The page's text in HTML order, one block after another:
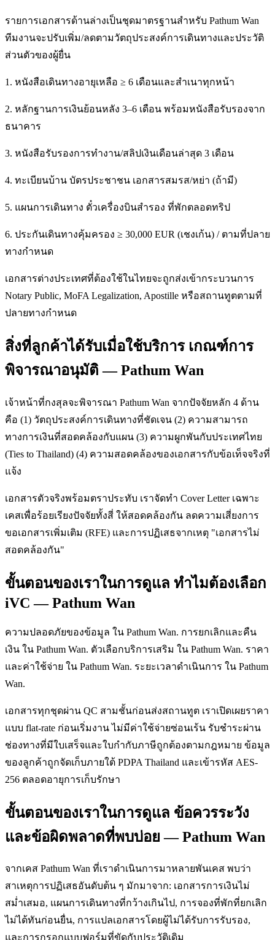
รายการเอกสารด้านล่างเป็นชุดมาตรฐานสำหรับ Pathum Wan
ทีมงานจะปรับเพิ่ม/ลดตามวัตถุประสงค์การเดินทางและประวัติ
ส่วนตัวของผู้ยื่น
1. หนังสือเดินทางอายุเหลือ ≥ 6 เดือนและสำเนาทุกหน้า
2. หลักฐานการเงินย้อนหลัง 3–6 เดือน พร้อมหนังสือรับรองจาก
ธนาคาร
3. หนังสือรับรองการทำงาน/สลิปเงินเดือนล่าสุด 3 เดือน
4. ทะเบียนบ้าน บัตรประชาชน เอกสารสมรส/หย่า (ถ้ามี)
5. แผนการเดินทาง ตั๋วเครื่องบินสำรอง ที่พักตลอดทริป
6. ประกันเดินทางคุ้มครอง ≥ 30,000 EUR (เชงเก้น) / ตามที่ปลาย
ทางกำหนด
เอกสารต่างประเทศที่ต้องใช้ในไทยจะถูกส่งเข้ากระบวนการ
Notary Public, MoFA Legalization, Apostille หรือสถานทูตตามที่
ปลายทางกำหนด
สิ่งที่ลูกค้าได้รับเมื่อใช้บริการ เกณฑ์การ
พิจารณาอนุมัติ — Pathum Wan
เจ้าหน้าที่กงสุลจะพิจารณา Pathum Wan จากปัจจัยหลัก 4 ด้าน
คือ (1) วัตถุประสงค์การเดินทางที่ชัดเจน (2) ความสามารถ
ทางการเงินที่สอดคล้องกับแผน (3) ความผูกพันกับประเทศไทย
(Ties to Thailand) (4) ความสอดคล้องของเอกสารกับข้อเท็จจริงที่
แจ้ง
เอกสารตัวจริงพร้อมตราประทับ เราจัดทำ Cover Letter เฉพาะ
เคสเพื่อร้อยเรียงปัจจัยทั้งสี่ ให้สอดคล้องกัน ลดความเสี่ยงการ
ขอเอกสารเพิ่มเติม (RFE) และการปฏิเสธจากเหตุ "เอกสารไม่
สอดคล้องกัน"
ขั้นตอนของเราในการดูแล ทำไมต้องเลือก
iVC — Pathum Wan
ความปลอดภัยของข้อมูล ใน Pathum Wan. การยกเลิกและคืน
เงิน ใน Pathum Wan. ตัวเลือกบริการเสริม ใน Pathum Wan. ราคา
และค่าใช้จ่าย ใน Pathum Wan. ระยะเวลาดำเนินการ ใน Pathum
Wan.
เอกสารทุกชุดผ่าน QC สามชั้นก่อนส่งสถานทูต เราเปิดเผยราคา
แบบ flat-rate ก่อนเริ่มงาน ไม่มีค่าใช้จ่ายซ่อนเร้น รับชำระผ่าน
ช่องทางที่มีใบเสร็จและใบกำกับภาษีถูกต้องตามกฎหมาย ข้อมูล
ของลูกค้าถูกจัดเก็บภายใต้ PDPA Thailand และเข้ารหัส AES-
256 ตลอดอายุการเก็บรักษา
ขั้นตอนของเราในการดูแล ข้อควรระวัง
และข้อผิดพลาดที่พบบ่อย — Pathum Wan
จากเคส Pathum Wan ที่เราดำเนินการมาหลายพันเคส พบว่า
สาเหตุการปฏิเสธอันดับต้น ๆ มักมาจาก: เอกสารการเงินไม่
สม่ำเสมอ, แผนการเดินทางที่กว้างเกินไป, การจองที่พักที่ยกเลิก
ไม่ได้ทันก่อนยื่น, การแปลเอกสารโดยผู้ไม่ได้รับการรับรอง,
และการกรอกแบบฟอร์มที่ขัดกับประวัติเดิม